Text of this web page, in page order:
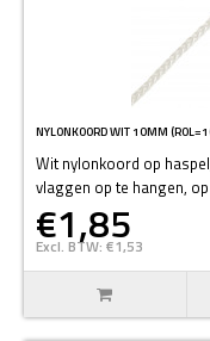
NYLONKOORD WIT 10MM
Wit nylonkoord op
vlaggen op te hangen,
€1,85
Excl. BTW: €1,53